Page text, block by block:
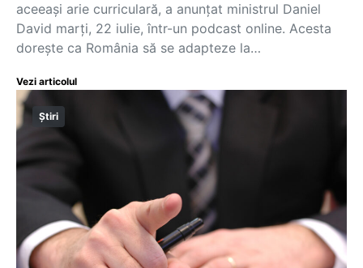
aceeași arie curriculară, a anunțat ministrul Daniel
David marți, 22 iulie, într-un podcast online. Acesta
dorește ca România să se adapteze la…
Vezi articolul
Știri